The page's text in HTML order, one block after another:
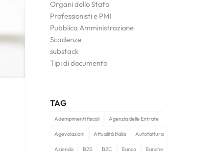
Organi dello Stato
Professionisti e PMI
Pubblica Amministrazione
Scadenze
substack
Tipi di documento
TAG
Adempimenti fiscali Agenzia delle Entrate
Agevolazioni Attualità Italia Autofattura
Azienda B2B B2C Banca Banche